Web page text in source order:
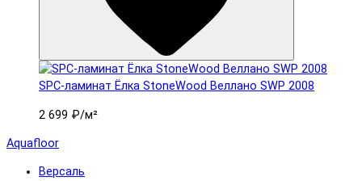
SPC-ламинат Ëлка StoneWood Веллано SWP 2008
2 699 ₽/м²
Aquafloor
Версаль